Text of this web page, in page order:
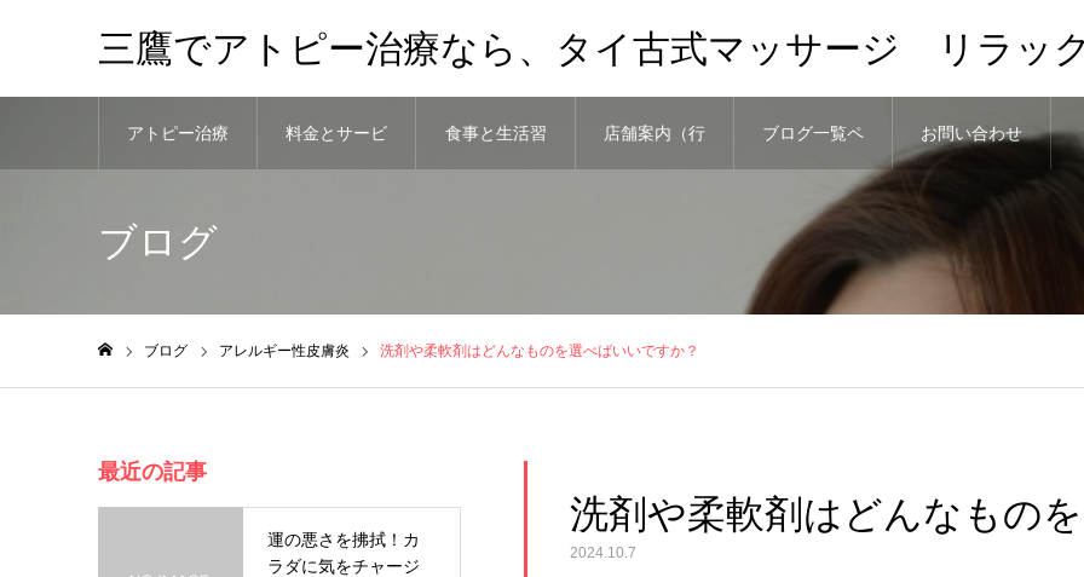
三鷹でアトピー治療なら、タイ古式マッサージ リラッ
アトピー治療 料金とサービ 食事と生活習 店舗案内（行 ブログ一覧ペ
ージ
お問い合わせ
ブログ
ブログ アレルギー性皮膚炎 洗剤や柔軟剤はどんなものを選べばいいですか？
洗剤や柔軟剤はどんなもの
2024.10.7
最近の記事
運の悪さを拂拭！カ
ラダに気をチャージ